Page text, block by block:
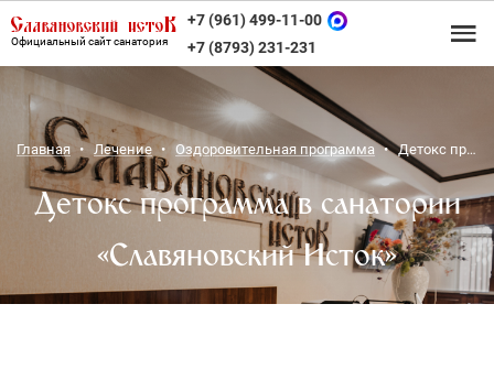
Официальный сайт санатория
+7 (961) 499-11-00
+7 (8793) 231-231
Главная Лечение Оздоровительная программа Детокс программа
Детокс программа в санатории
«Славяновский Исток»